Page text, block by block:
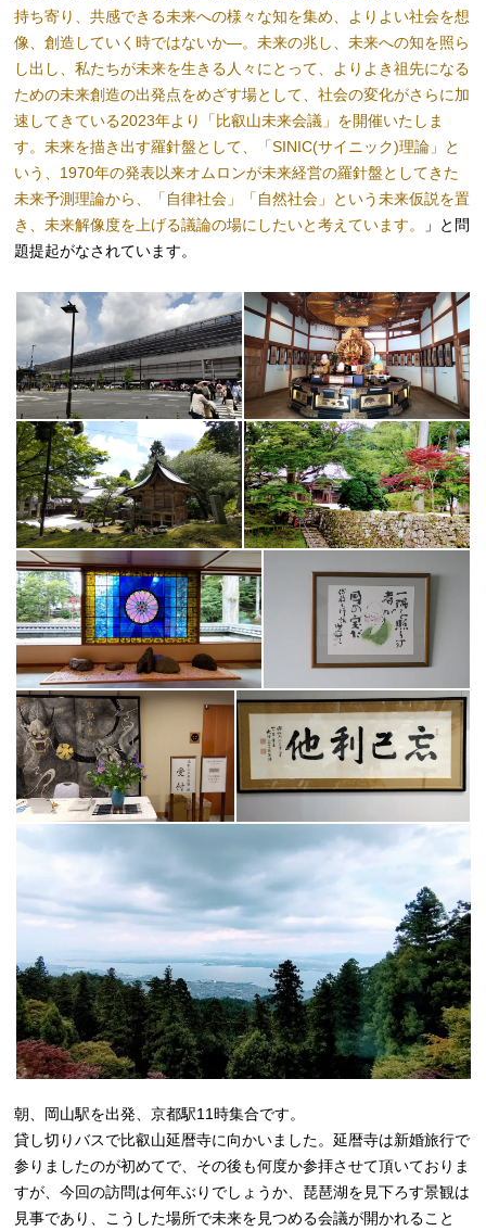
持ち寄り、共感できる未来への様々な知を集め、よりよい社会を想
像、創造していく時ではないか―。未来の兆し、未来への知を照ら
し出し、私たちが未来を生きる人々にとって、よりよき祖先になる
ための未来創造の出発点をめざす場として、社会の変化がさらに加
速してきている2023年より「比叡山未来会議」を開催いたしま
す。未来を描き出す羅針盤として、「SINIC(サイニック)理論」と
いう、1970年の発表以来オムロンが未来経営の羅針盤としてきた
未来予測理論から、「自律社会」「自然社会」という未来仮説を置
き、未来解像度を上げる議論の場にしたいと考えています。
」と問
題提起がなされています。
朝、岡山駅を出発、京都駅11時集合です。
貸し切りバスで比叡山延暦寺に向かいました。延暦寺は新婚旅行で
参りましたのが初めてで、その後も何度か参拝させて頂いておりま
すが、今回の訪問は何年ぶりでしょうか、琵琶湖を見下ろす景観は
見事であり、こうした場所で未来を見つめる会議が開かれること